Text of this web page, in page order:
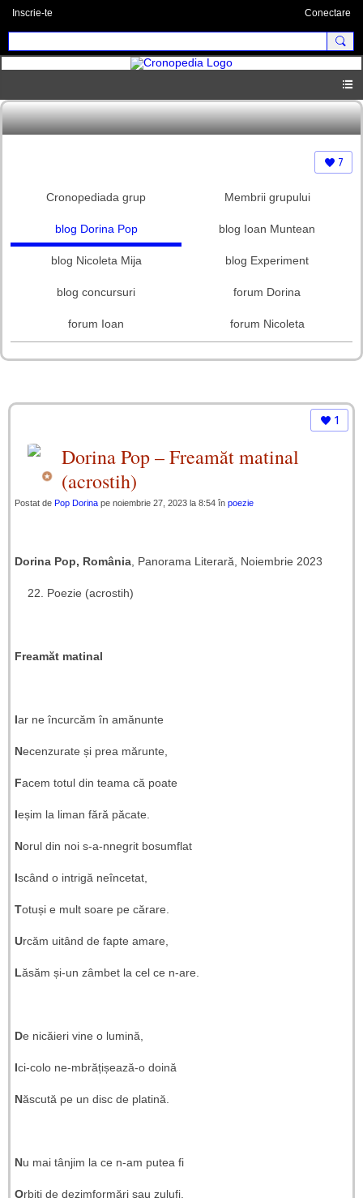
Inscrie-te Conectare
7
Cronopediada grup Membrii grupului
blog Dorina Pop blog Ioan Muntean
blog Nicoleta Mija blog Experiment
blog concursuri forum Dorina
forum Ioan forum Nicoleta
1
Dorina Pop – Freamăt matinal
(acrostih)
Postat de Pop Dorina pe noiembrie 27, 2023 la 8:54 în poezie
Dorina Pop, România, Panorama Literară, Noiembrie 2023
Poezie (acrostih)
Freamăt matinal
Iar ne încurcăm în amănunte
Necenzurate și prea mărunte,
Facem totul din teama că poate
Ieșim la liman fără păcate.
Norul din noi s-a-nnegrit bosumflat
Iscând o intrigă neîncetat,
Totuși e mult soare pe cărare.
Urcăm uitând de fapte amare,
Lăsăm și-un zâmbet la cel ce n-are.
De nicăieri vine o lumină,
Ici-colo ne-mbrățișează-o doină
Născută pe un disc de platină.
Nu mai tânjim la ce n-am putea fi
Orbiți de dezimformări sau zulufi,